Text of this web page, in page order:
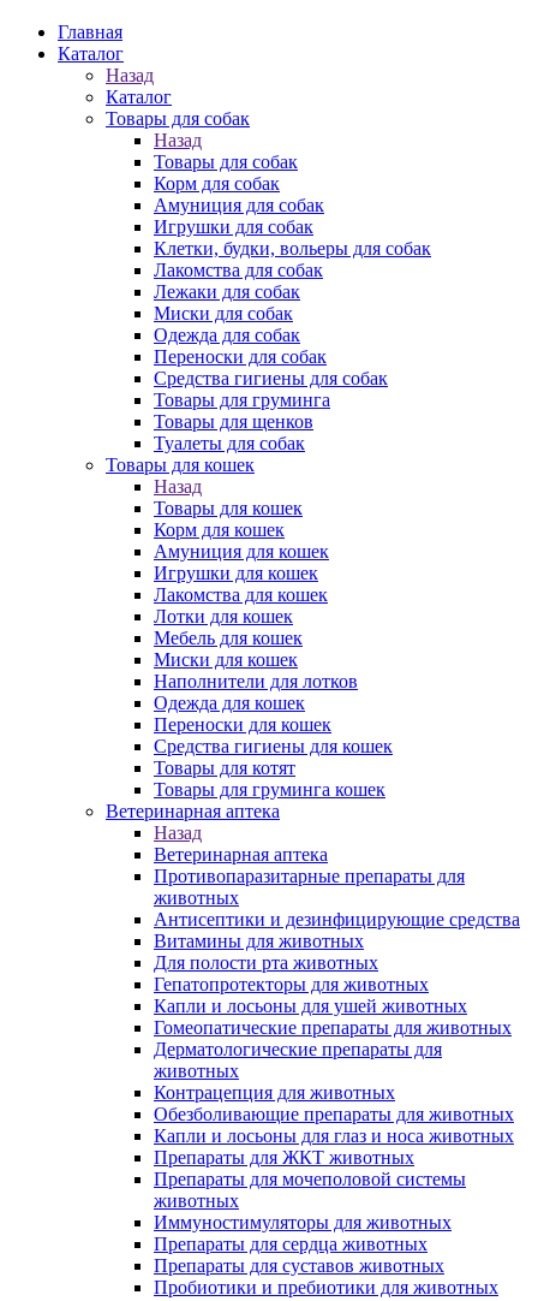
Главная
Каталог
Назад
Каталог
Товары для собак
Назад
Товары для собак
Корм для собак
Амуниция для собак
Игрушки для собак
Клетки, будки, вольеры для собак
Лакомства для собак
Лежаки для собак
Миски для собак
Одежда для собак
Переноски для собак
Средства гигиены для собак
Товары для груминга
Товары для щенков
Туалеты для собак
Товары для кошек
Назад
Товары для кошек
Корм для кошек
Амуниция для кошек
Игрушки для кошек
Лакомства для кошек
Лотки для кошек
Мебель для кошек
Миски для кошек
Наполнители для лотков
Одежда для кошек
Переноски для кошек
Средства гигиены для кошек
Товары для котят
Товары для груминга кошек
Ветеринарная аптека
Назад
Ветеринарная аптека
Противопаразитарные препараты для
животных
Антисептики и дезинфицирующие средства
Витамины для животных
Для полости рта животных
Гепатопротекторы для животных
Капли и лосьоны для ушей животных
Гомеопатические препараты для животных
Дерматологические препараты для
животных
Контрацепция для животных
Обезболивающие препараты для животных
Капли и лосьоны для глаз и носа животных
Препараты для ЖКТ животных
Препараты для мочеполовой системы
животных
Иммуностимуляторы для животных
Препараты для сердца животных
Препараты для суставов животных
Пробиотики и пребиотики для животных